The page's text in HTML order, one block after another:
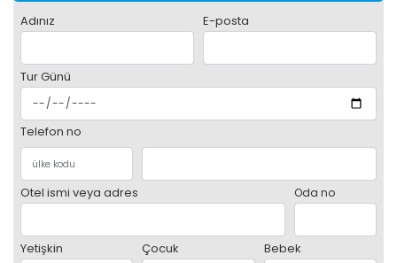
Adınız E-posta
Tur Günü
Telefon no
Otel ismi veya adres Oda no
Yetişkin Çocuk Bebek